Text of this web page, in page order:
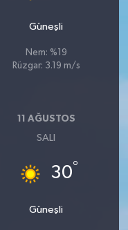
Güneşli
Nem: %19
Rüzgar: 3.19 m/s
11 AĞUSTOS
SALI
30°
Güneşli